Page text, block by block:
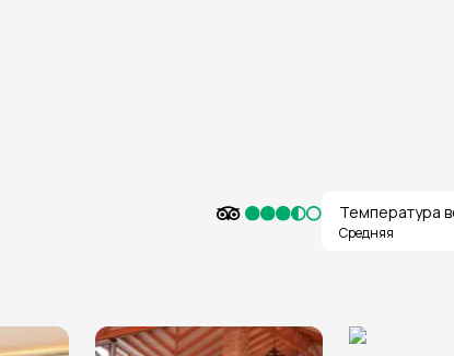
Температура
Средняя